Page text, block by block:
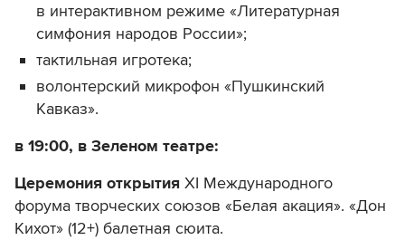
в интерактивном режиме «Литературная
симфония народов России»;
тактильная игротека;
волонтерский микрофон «Пушкинский
Кавказ».
в 19:00, в Зеленом театре:
Церемония открытия XI Международного
форума творческих союзов «Белая акация». «Дон
Кихот» (12+) балетная сюита.